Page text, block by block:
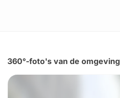
360°-foto's van de omgeving